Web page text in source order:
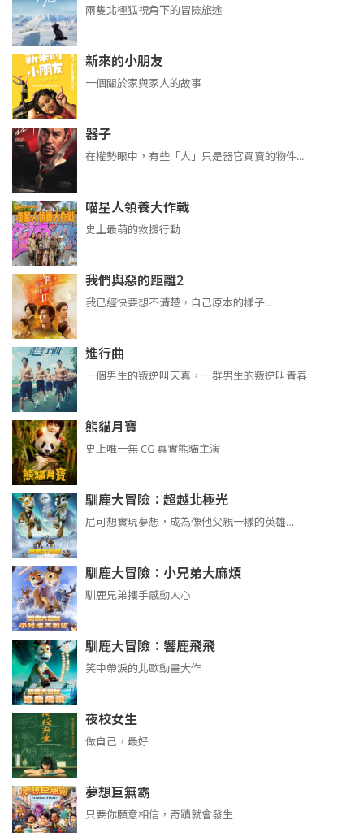
兩隻北極狐視角下的冒險旅途
新來的小朋友
一個關於家與家人的故事
器子
在權勢眼中，有些「人」只是器官買賣的物件...
喵星人領養大作戰
史上最萌的救援行動
我們與惡的距離2
我已經快要想不清楚，自己原本的樣子...
進行曲
​​​一個男生的叛逆叫天真，一群男生的叛逆叫青春
熊貓月寶
史上唯一無 CG 真實熊貓主演
馴鹿大冒險：超越北極光
尼可想實現夢想，成為像他父親一樣的英雄…
馴鹿大冒險：小兄弟大麻煩
馴鹿兄弟攜手感動人心
馴鹿大冒險：響鹿飛飛
笑中帶淚的北歐動畫大作
夜校女生
做自己，最好
夢想巨無霸
只要你願意相信，奇蹟就會發生